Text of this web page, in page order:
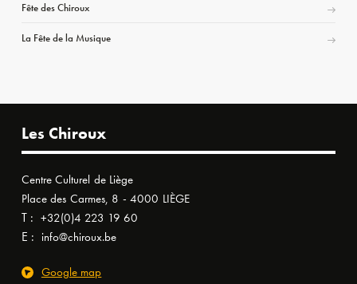
Fête des Chiroux
La Fête de la Musique
Les Chiroux
Centre Culturel de Liège
Place des Carmes, 8 - 4000 LIÈGE
T : +32(0)4 223 19 60
E : info@chiroux.be
Google map